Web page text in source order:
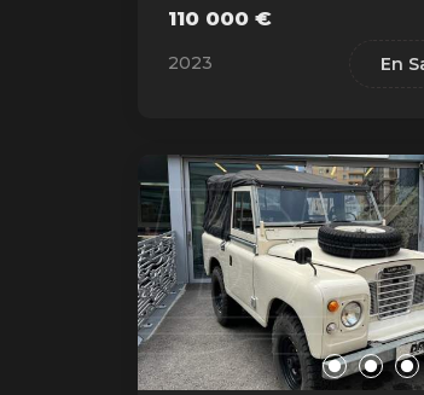
110 000 €
2023 En